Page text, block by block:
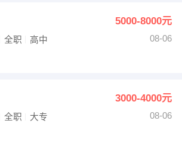
法律
5000-8000元
全职 高中
08-06
3000-4000元
全职 大专
08-06